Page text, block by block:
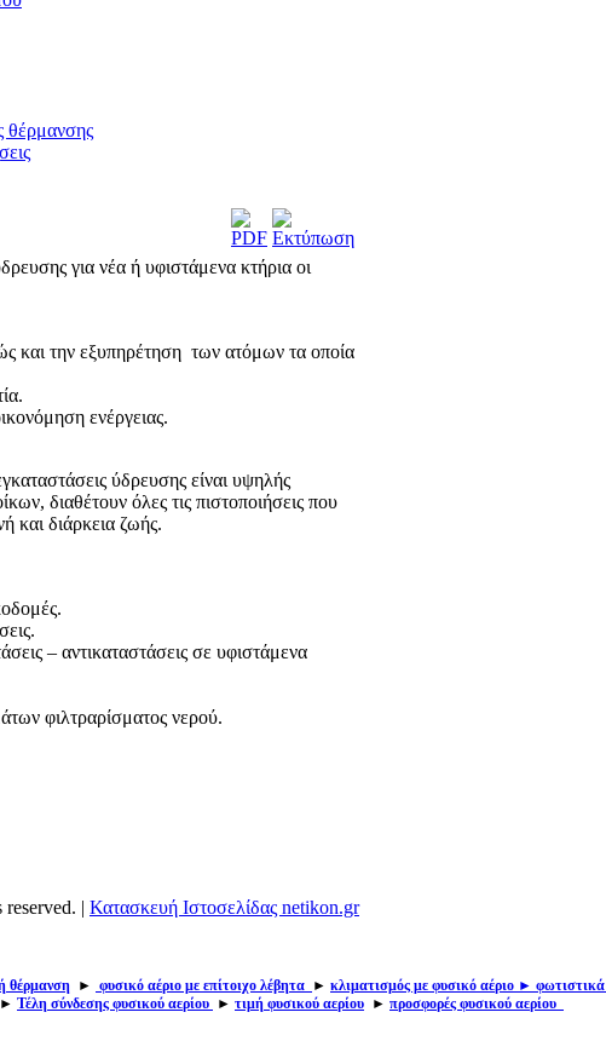
θέρμανσης
για νέα ή υφιστάμενα κτήρια οι
και την εξυπηρέτηση των ατόμων τα οποία
ενέργειας.
ύδρευσης είναι υψηλής
διαθέτουν όλες τις πιστοποιήσεις που
και διάρκεια ζωής.
– αντικαταστάσεις σε υφιστάμενα
φιλτραρίσματος νερού.
| Κατασκευή Ιστοσελίδας netikon.gr
θέρμανση ► φυσικό αέριο με επίτοιχο λέβητα ► κλιματισμός με φυσικό αέριο ► φωτιστικά
► Τέλη σύνδεσης φυσικού αερίου ► τιμή φυσικού αερίου ► προσφορές φυσικού αερίου